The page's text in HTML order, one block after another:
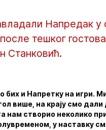
Напредак у
тешког
Станковић.
бих и Напретку на игри.
више, на крају смо
створио неколико
у наставку